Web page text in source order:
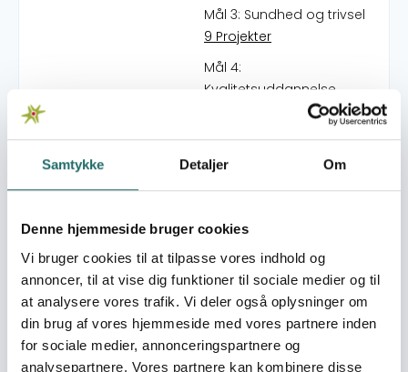
Samtykke Detaljer Om
Denne hjemmeside bruger cookies
Vi bruger cookies til at tilpasse vores indhold og
annoncer, til at vise dig funktioner til sociale medier og til
at analysere vores trafik. Vi deler også oplysninger om
din brug af vores hjemmeside med vores partnere inden
for sociale medier, annonceringspartnere og
analysepartnere. Vores partnere kan kombinere disse
Mål 3: Sundhed og trivsel
9 Projekter
Mål 4:
Kvalitetsuddannelse
Mål 5: Ligestilling mellem
kønnene
3 Projekter
sanitet
3 Projekter
Mål 7: Bæredygtig energi
2 Projekter
Mål 8: Anstændige jobs
og økonomisk vækst